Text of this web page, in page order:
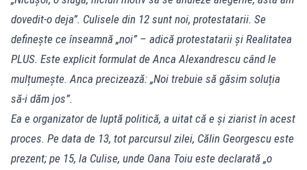
dovedit-o deja”. Culisele din 12 sunt noi, protestatarii. Se
definește ce înseamnă „noi” – adică protestatarii și Realitatea
PLUS. Este explicit formulat de Anca Alexandrescu când le
mulțumește. Anca precizează: „Noi trebuie să găsim soluția
să-i dăm jos”.
Ea e organizator de luptă politică, a uitat că e și ziarist în acest
proces. Pe data de 13, tot parcursul zilei, Călin Georgescu este
prezent; pe 15, la Culise, unde Oana Toiu este declarată „o